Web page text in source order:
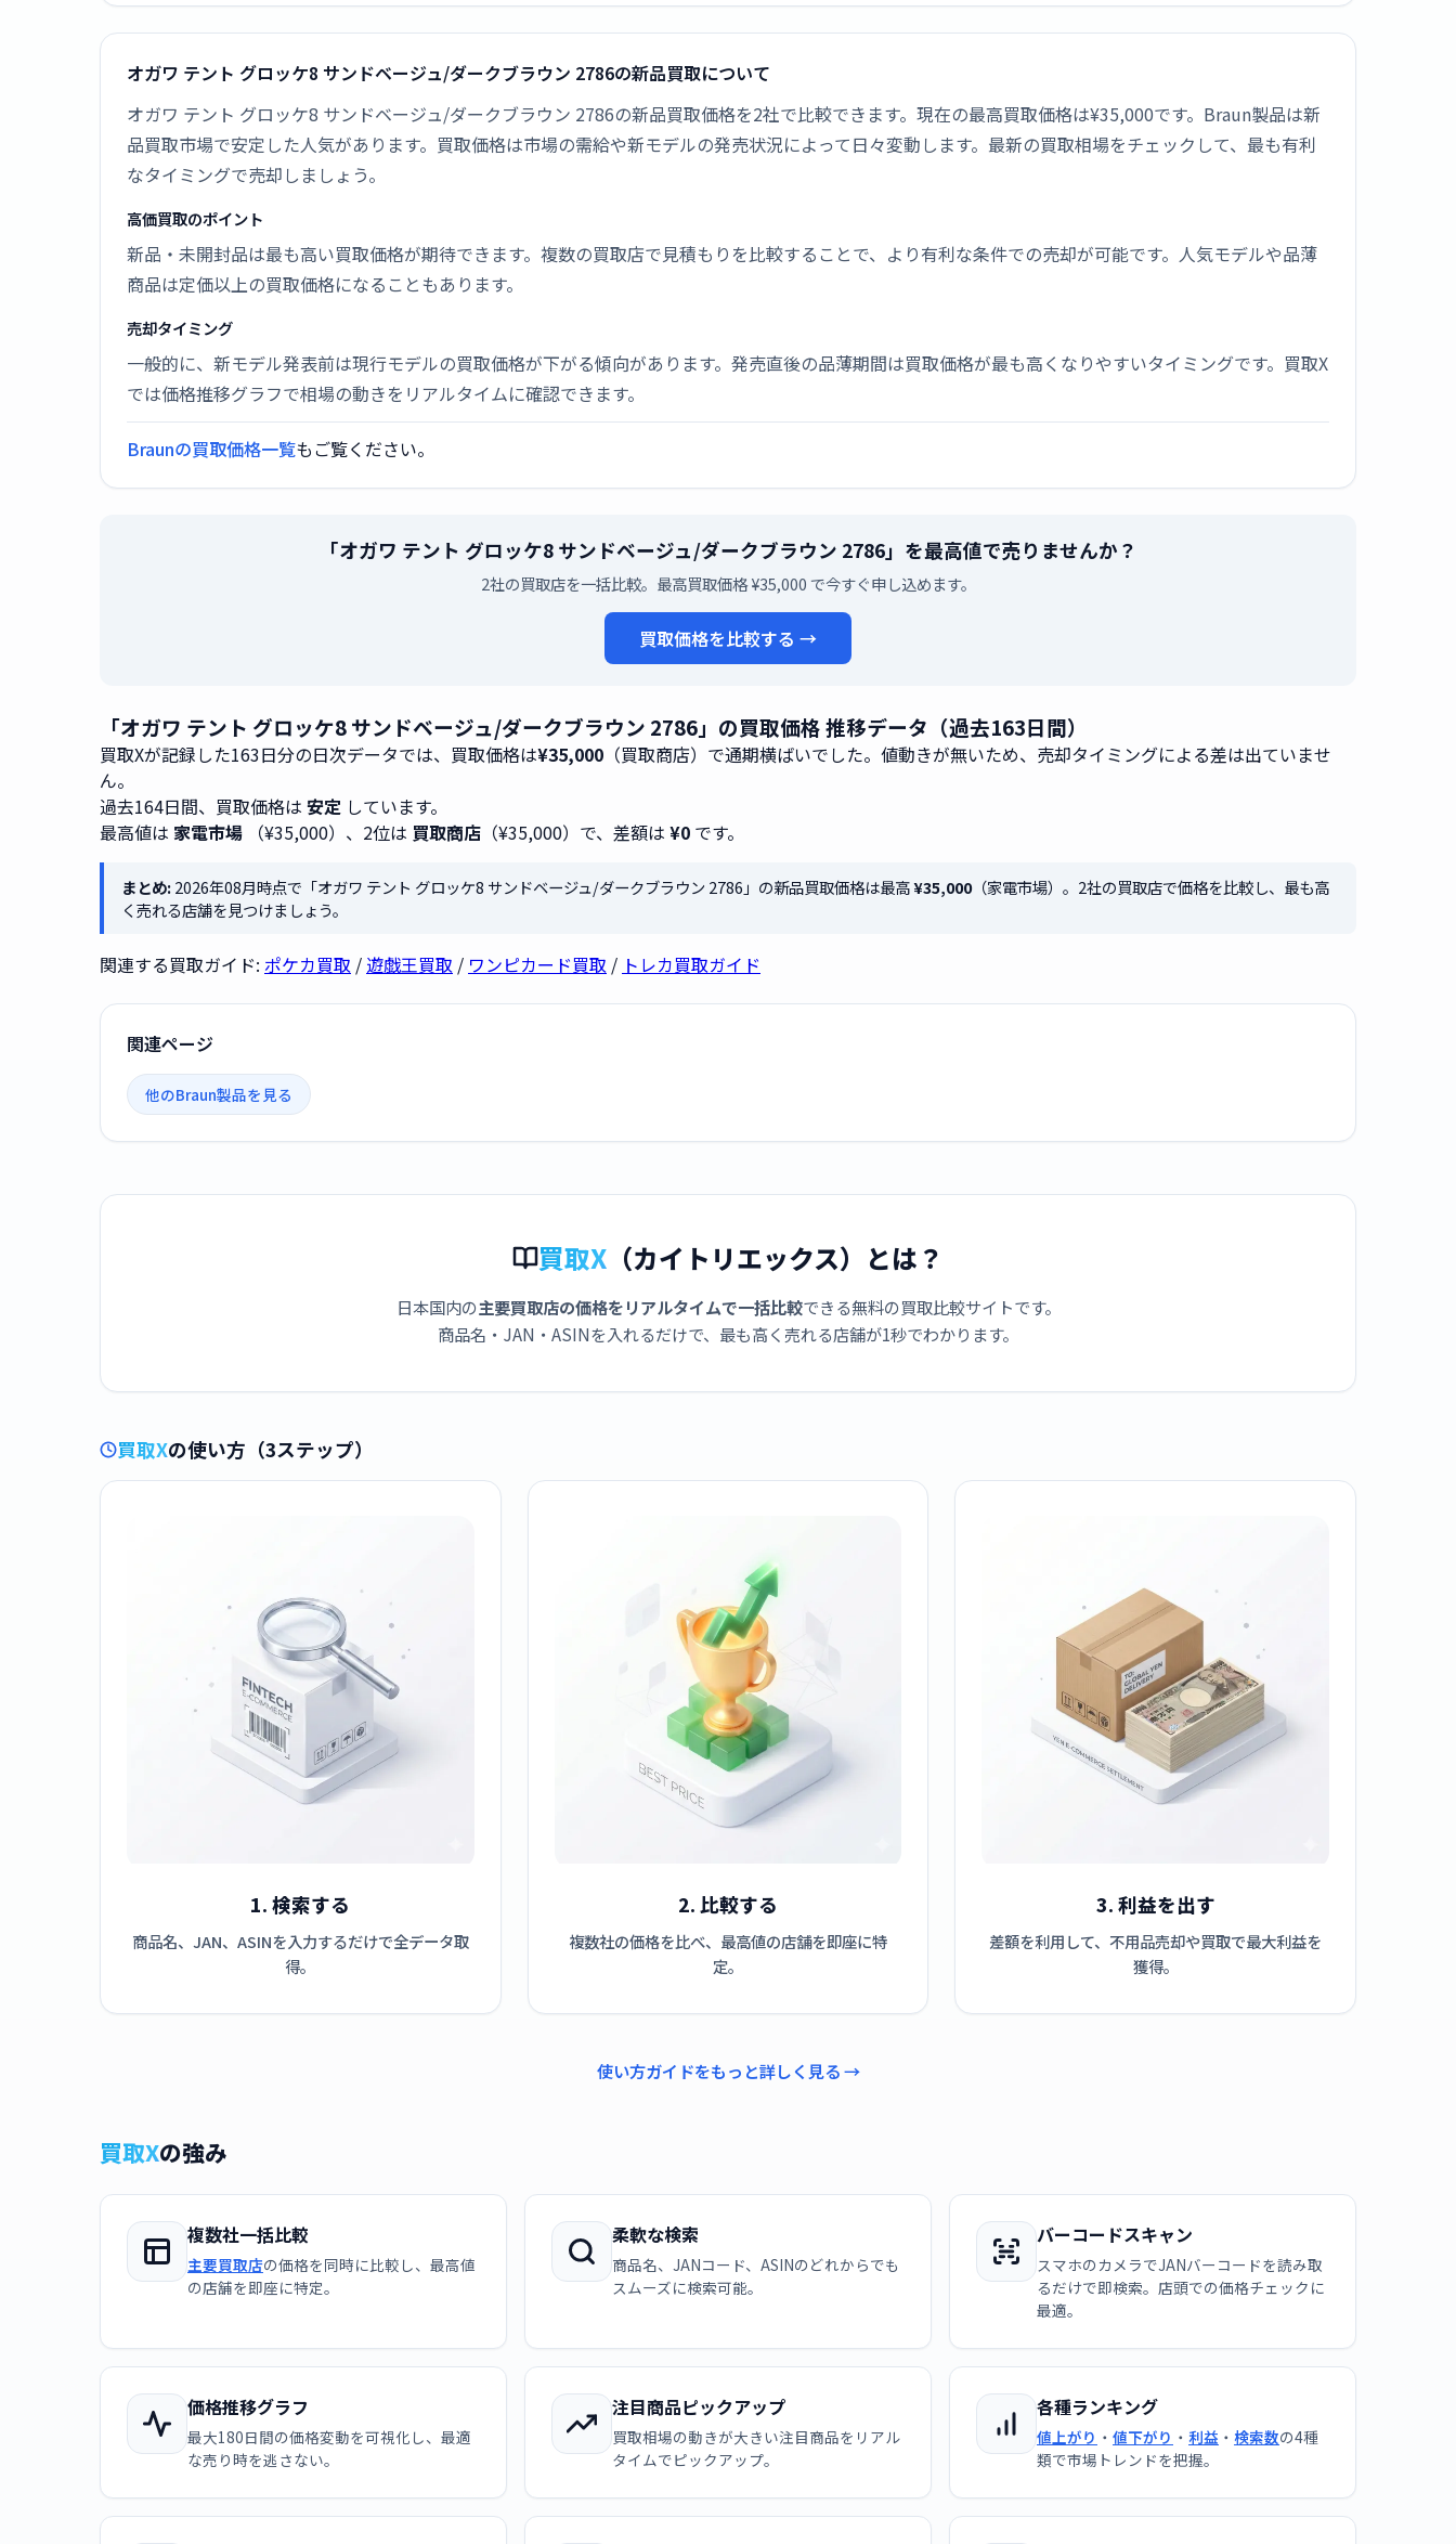
オガワ テント グロッケ8 サンドベージュ/ダークブラウン 2786の新品買取について
オガワ テント グロッケ8 サンドベージュ/ダークブラウン 2786の新品買取価格を2社で比較できます。現在の最高買取価格は¥35,000です。Braun製品は新
品買取市場で安定した人気があります。買取価格は市場の需給や新モデルの発売状況によって日々変動します。最新の買取相場をチェックして、最も有利
なタイミングで売却しましょう。
高価買取のポイント
新品・未開封品は最も高い買取価格が期待できます。複数の買取店で見積もりを比較することで、より有利な条件での売却が可能です。人気モデルや品薄
商品は定価以上の買取価格になることもあります。
売却タイミング
一般的に、新モデル発表前は現行モデルの買取価格が下がる傾向があります。発売直後の品薄期間は買取価格が最も高くなりやすいタイミングです。買取X
では価格推移グラフで相場の動きをリアルタイムに確認できます。
Braunの買取価格一覧もご覧ください。
「オガワ テント グロッケ8 サンドベージュ/ダークブラウン 2786」を最高値で売りませんか？
2社の買取店を一括比較。最高買取価格 ¥35,000 で今すぐ申し込めます。
買取価格を比較する →
「オガワ テント グロッケ8 サンドベージュ/ダークブラウン 2786」の買取価格 推移データ（過去163日間）
買取Xが記録した163日分の日次データでは、買取価格は¥35,000 （買取商店）で通期横ばいでした。値動きが無いため、売却タイミングによる差は出ていませ
ん。
過去164日間、買取価格は 安定 しています。
最高値は 家電市場 （¥35,000）、2位は 買取商店 （¥35,000）で、差額は ¥0 です。
まとめ:2026年08月時点で「オガワ テント グロッケ8 サンドベージュ/ダークブラウン 2786」の新品買取価格は最高¥35,000（家電市場）。2社の買取店で価格を比較し、最も高
く売れる店舗を見つけましょう。
関連する買取ガイド: ポケカ買取 / 遊戯王買取 / ワンピカード買取 / トレカ買取ガイド
関連ページ
他のBraun製品を見る
買取X （カイトリエックス）とは？
日本国内の主要買取店の価格をリアルタイムで一括比較できる無料の買取比較サイトです。
商品名・JAN・ASINを入れるだけで、最も高く売れる店舗が1秒でわかります。
買取Xの使い方（3ステップ）
1. 検索する
商品名、JAN、ASINを入力するだけで全データ取
得。
2. 比較する
複数社の価格を比べ、最高値の店舗を即座に特
定。
3. 利益を出す
差額を利用して、不用品売却や買取で最大利益を
獲得。
使い方ガイドをもっと詳しく見る →
買取Xの強み
複数社一括比較
主要買取店の価格を同時に比較し、最高値
の店舗を即座に特定。
柔軟な検索
商品名、JANコード、ASINのどれからでも
スムーズに検索可能。
バーコードスキャン
スマホのカメラでJANバーコードを読み取
るだけで即検索。店頭での価格チェックに
最適。
価格推移グラフ
最大180日間の価格変動を可視化し、最適
な売り時を逃さない。
注目商品ピックアップ
買取相場の動きが大きい注目商品をリアル
タイムでピックアップ。
各種ランキング
値上がり ・ 値下がり ・ 利益 ・ 検索数の4種
類で市場トレンドを把握。